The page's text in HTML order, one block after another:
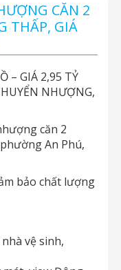
CĂN 2
THẤP, GIÁ
– GIÁ 2,95 TỶ
NHƯỢNG,
căn 2
An Phú,
bảo chất lượng
vệ sinh,